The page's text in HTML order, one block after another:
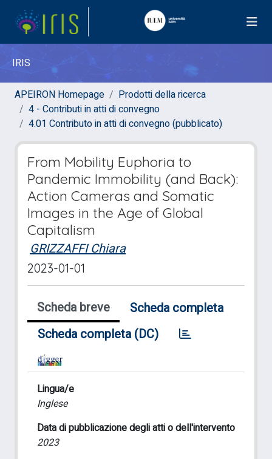
IRIS
APEIRON Homepage
Prodotti della ricerca
4 - Contributi in atti di convegno
4.01 Contributo in atti di convegno (pubblicato)
From Mobility Euphoria to
Pandemic Immobility (and Back):
Action Cameras and Somatic
Images in the Age of Global
Capitalism
GRIZZAFFI Chiara
2023-01-01
Scheda breve
Scheda completa
Scheda completa (DC)
Lingua/e
Inglese
Data di pubblicazione degli atti o dell'intervento
2023